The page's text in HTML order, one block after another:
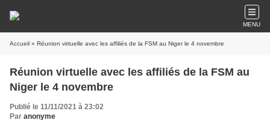
MENU
Accueil » Réunion virtuelle avec les affiliés de la FSM au Niger le 4 novembre
Réunion virtuelle avec les affiliés de la FSM au
Niger le 4 novembre
Publié le 11/11/2021 à 23:02
Par anonyme